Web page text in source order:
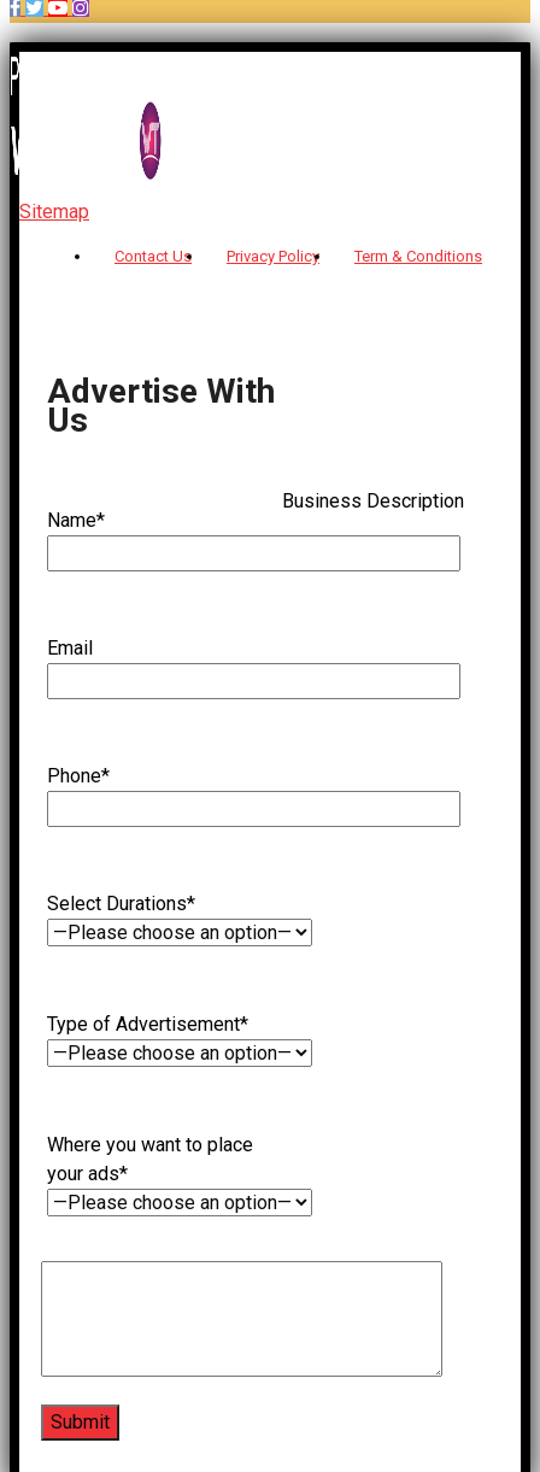
Sitemap
Contact Us Privacy Policy Term & Conditions
Advertise With
Us
Name*
Email
Phone*
Select Durations*
Type of Advertisement*
Where you want to place
your ads*
Business Description